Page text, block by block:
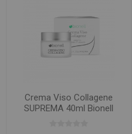
Crema Viso Collagene
SUPREMA 40ml Bionell